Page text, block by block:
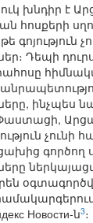
խնդիր է
հոսքերի
գոյություն
Դեպի
ինչպես
Փաստացի,
Новости-ն3։